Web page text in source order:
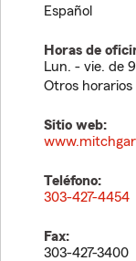
Español
Horas de
Lun. - vie. de
Otros
Sitio web:
Teléfono:
303-427-4454
Fax:
303-427-3400